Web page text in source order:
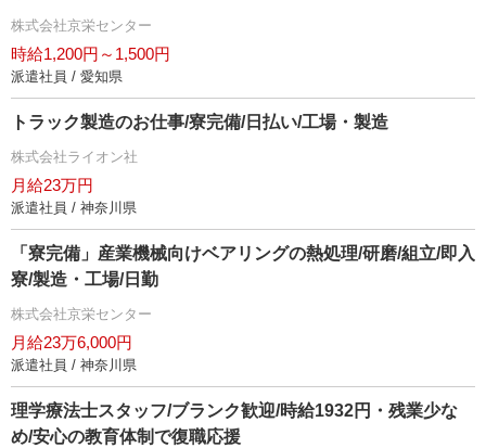
株式会社京栄センター
時給1,200円～1,500円
派遣社員 / 愛知県
トラック製造のお仕事/寮完備/日払い/工場・製造
株式会社ライオン社
月給23万円
派遣社員 / 神奈川県
「寮完備」産業機械向けベアリングの熱処理/研磨/組立/即入
寮/製造・工場/日勤
株式会社京栄センター
月給23万6,000円
派遣社員 / 神奈川県
理学療法士スタッフ/ブランク歓迎/時給1932円・残業少な
め/安心の教育体制で復職応援